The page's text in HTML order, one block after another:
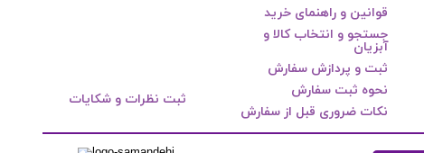
قوانین و راهنمای خرید
جستجو و انتخاب کالا و
آبزیان
ثبت و پردازش سفارش
نحوه ثبت سفارش
نکات ضروری قبل از سفارش
ثبت نظرات و شکایات